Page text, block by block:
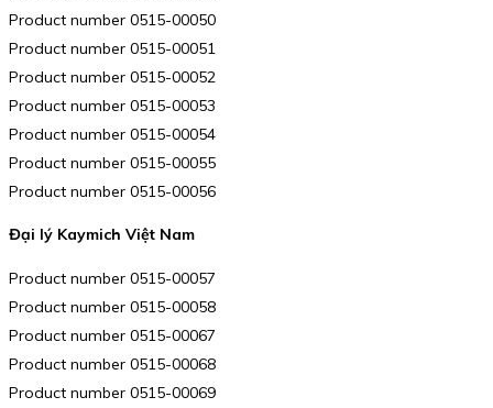
Product number 0515-00050
Product number 0515-00051
Product number 0515-00052
Product number 0515-00053
Product number 0515-00054
Product number 0515-00055
Product number 0515-00056
Đại lý Kaymich Việt Nam
Product number 0515-00057
Product number 0515-00058
Product number 0515-00067
Product number 0515-00068
Product number 0515-00069